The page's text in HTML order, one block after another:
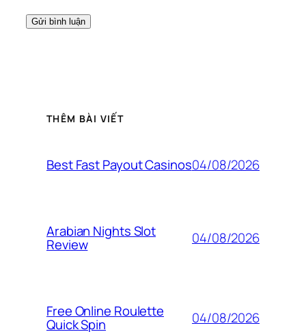
THÊM BÀI VIẾT
Best Fast Payout Casinos04/08/2026
Arabian Nights Slot
Review 04/08/2026
Free Online Roulette
Quick Spin 04/08/2026